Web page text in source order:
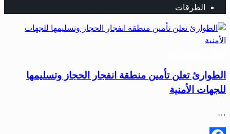
الطرقات
الطوارئ تعلن تأمين منطقة انفجار الحجاز وتسليمها
للجهات الأمنية
…